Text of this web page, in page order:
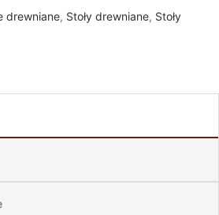
drewniane, Stoły drewniane, Stoły